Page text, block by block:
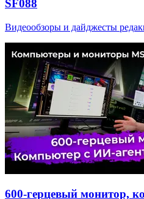
SF088
Видеообзоры и дайджесты
600-герцевый монитор,